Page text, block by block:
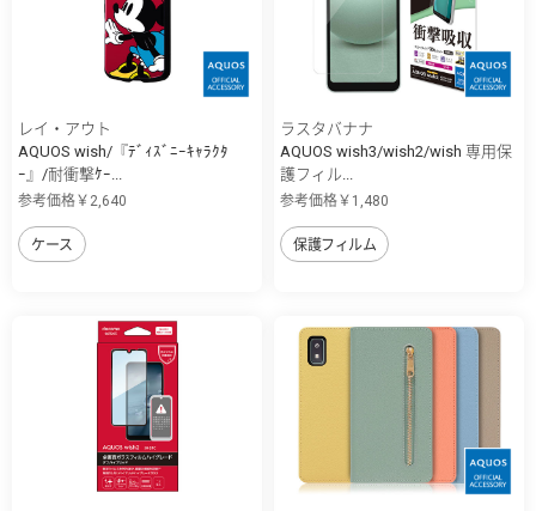
レイ・アウト
AQUOS wish/『ﾃﾞｨｽﾞﾆｰｷｬﾗｸﾀ
ｰ』/耐衝撃ｹｰ...
参考価格￥2,640
ケース
ラスタバナナ
AQUOS wish3/wish2/wish 専用保
護フィル...
参考価格￥1,480
保護フィルム